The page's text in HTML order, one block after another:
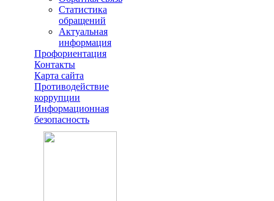
Статистика
обращений
Актуальная
информация
Профориентация
Контакты
Карта сайта
Противодействие
коррупции
Информационная
безопасность